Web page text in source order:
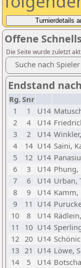
Offene
Die Seite wurde zuletzt
Suche nach Spieler
Endstand
Rg.Snr
1
1 U14
2
4 U14
3
2 U14
4
14 U14 Saini,
5
12 U14
6
3 U14 Phung,
7
6 U14 Urban,
8
9 U14 Kamm,
9
11 U14
10
8 U14
11
10 U14
12 20 U14
13 21 U14 Löwe,
14
5 U14